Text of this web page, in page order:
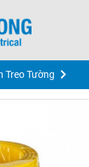
Treo Tường